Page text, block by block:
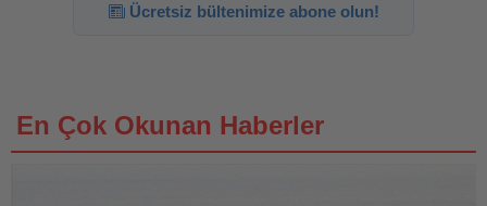
Ücretsiz bültenimize abone olun!
En Çok Okunan Haberler